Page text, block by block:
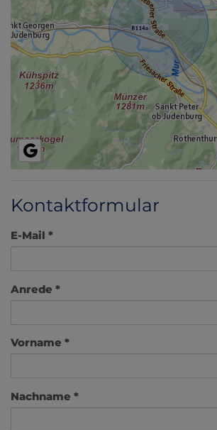
Kontaktformular
E-Mail
Anrede
Vorname
Nachname